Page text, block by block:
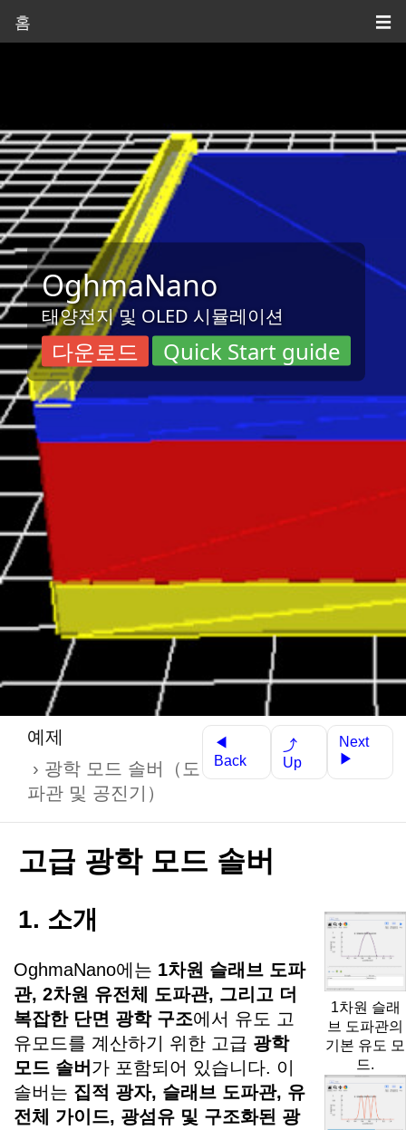
홈 ☰
OghmaNano
태양전지 및 OLED 시뮬레이션
다운로드 Quick Start guide
예제
광학 모드 솔버（도
파관 및 공진기）
◀
Back
⤴
Up
Next
▶
고급 광학 모드 솔버
1차원 슬래
브 도파관의
기본 유도 모
드.
1. 소개
OghmaNano에는 1차원 슬래브 도파
관, 2차원 유전체 도파관, 그리고 더
복잡한 단면 광학 구조에서 유도 고
유모드를 계산하기 위한 고급 광학
모드 솔버 가 포함되어 있습니다. 이
솔버는 집적 광자, 슬래브 도파관, 유
전체 가이드, 광섬유 및 구조화된 광